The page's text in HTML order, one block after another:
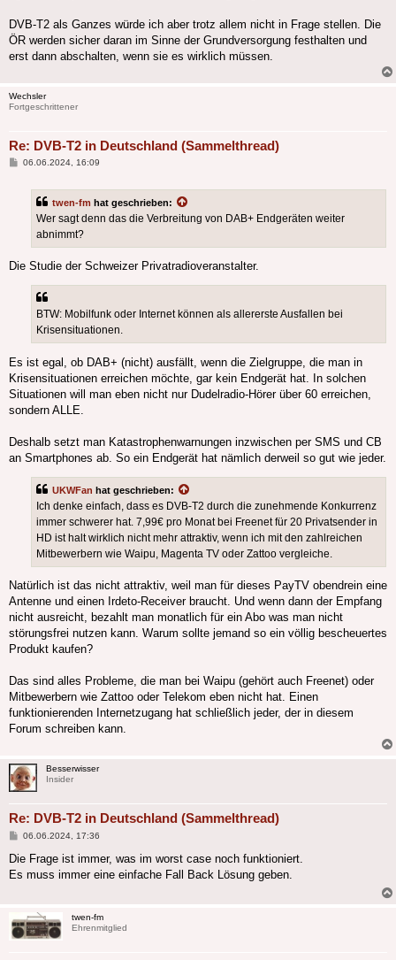
DVB-T2 als Ganzes würde ich aber trotz allem nicht in Frage stellen. Die
ÖR werden sicher daran im Sinne der Grundversorgung festhalten und
erst dann abschalten, wenn sie es wirklich müssen.
Wechsler
Fortgeschrittener
Re: DVB-T2 in Deutschland (Sammelthread)
Beitrag
06.06.2024, 16:09
twen-fm hat geschrieben:
Wer sagt denn das die Verbreitung von DAB+ Endgeräten weiter
abnimmt?
Die Studie der Schweizer Privatradioveranstalter.
BTW: Mobilfunk oder Internet können als allererste Ausfallen bei
Krisensituationen.
Es ist egal, ob DAB+ (nicht) ausfällt, wenn die Zielgruppe, die man in
Krisensituationen erreichen möchte, gar kein Endgerät hat. In solchen
Situationen will man eben nicht nur Dudelradio-Hörer über 60 erreichen,
sondern ALLE.
Deshalb setzt man Katastrophenwarnungen inzwischen per SMS und CB
an Smartphones ab. So ein Endgerät hat nämlich derweil so gut wie jeder.
UKWFan hat geschrieben:
Ich denke einfach, dass es DVB-T2 durch die zunehmende Konkurrenz
immer schwerer hat. 7,99€ pro Monat bei Freenet für 20 Privatsender in
HD ist halt wirklich nicht mehr attraktiv, wenn ich mit den zahlreichen
Mitbewerbern wie Waipu, Magenta TV oder Zattoo vergleiche.
Natürlich ist das nicht attraktiv, weil man für dieses PayTV obendrein eine
Antenne und einen Irdeto-Receiver braucht. Und wenn dann der Empfang
nicht ausreicht, bezahlt man monatlich für ein Abo was man nicht
störungsfrei nutzen kann. Warum sollte jemand so ein völlig bescheuertes
Produkt kaufen?
Das sind alles Probleme, die man bei Waipu (gehört auch Freenet) oder
Mitbewerbern wie Zattoo oder Telekom eben nicht hat. Einen
funktionierenden Internetzugang hat schließlich jeder, der in diesem
Forum schreiben kann.
Besserwisser
Insider
Re: DVB-T2 in Deutschland (Sammelthread)
Beitrag
06.06.2024, 17:36
Die Frage ist immer, was im worst case noch funktioniert.
Es muss immer eine einfache Fall Back Lösung geben.
twen-fm
Ehrenmitglied